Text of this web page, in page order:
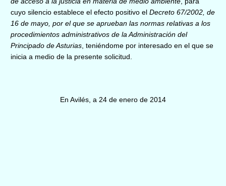
cuyo silencio establece el efecto positivo el Decreto 67/2002, de
16 de mayo, por el que se aprueban las normas relativas a los
procedimientos administrativos de la Administración del
Principado de Asturias , teniéndome por interesado en el que se
inicia a medio de la presente solicitud.
En Avilés, a 24 de enero de 2014